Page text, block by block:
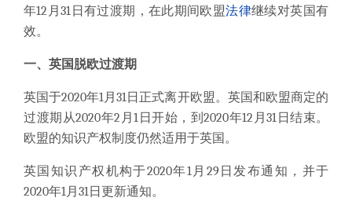
年12月31日有过渡期，在此期间欧盟法律继续对英国有
效。
一、英国脱欧过渡期
英国于2020年1月31日正式离开欧盟。英国和欧盟商定的
过渡期从2020年2月1日开始，到2020年12月31日结束。
欧盟的知识产权制度仍然适用于英国。
英国知识产权机构于2020年1月29日发布通知，并于
2020年1月31日更新通知。